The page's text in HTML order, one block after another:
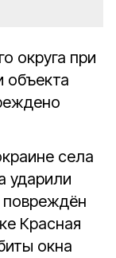
округа при
объекта
села
ударили
повреждён
Красная
окна